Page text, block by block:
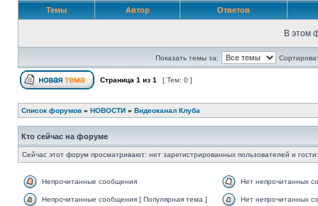
Темы Автор Ответов
В этом
Показать темы за:
Страница 1 из 1 [ Тем: 0 ]
Список форумов » НОВОСТИ » Видеоканал Клуба
Кто сейчас на форуме
Сейчас этот форум просматривают: нет зарегистрированных пользователей и
Непрочитанные сообщения Нет непрочитанных
Непрочитанные сообщения [ Популярная тема ] Нет непрочитанных